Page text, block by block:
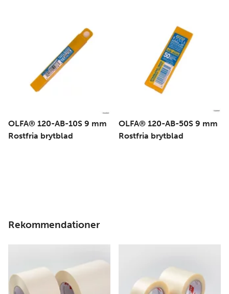
OLFA® 120-AB-10S 9 mm
Rostfria brytblad
OLFA® 120-AB-50S 9 mm
Rostfria brytblad
Rekommendationer